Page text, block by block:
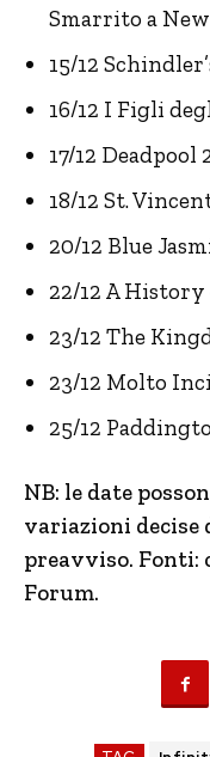
Smarrito a
15/12
16/12 I Figli
17/12 Deadpool
18/12 St.
20/12 Blue
22/12 A
23/12 The
23/12 Molto
25/12
NB: le date
variazioni decise
preavviso. Fonti:
Forum.